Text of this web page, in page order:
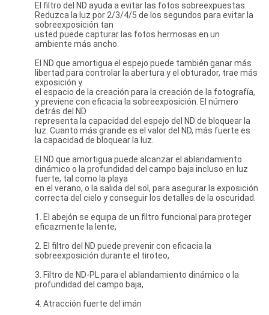
El filtro del ND ayuda a evitar las fotos sobreexpuestas.
Reduzca la luz por 2/3/4/5 de los segundos para evitar la
sobreexposición tan
usted puede capturar las fotos hermosas en un
ambiente más ancho.
El ND que amortigua el espejo puede también ganar más
libertad para controlar la abertura y el obturador, trae más
exposición y
el espacio de la creación para la creación de la fotografía,
y previene con eficacia la sobreexposición. El número
detrás del ND
representa la capacidad del espejo del ND de bloquear la
luz. Cuanto más grande es el valor del ND, más fuerte es
la capacidad de bloquear la luz.
El ND que amortigua puede alcanzar el ablandamiento
dinámico o la profundidad del campo baja incluso en luz
fuerte, tal como la playa
en el verano, o la salida del sol, para asegurar la exposición
correcta del cielo y conseguir los detalles de la oscuridad.
1. El abejón se equipa de un filtro funcional para proteger
eficazmente la lente,
2. El filtro del ND puede prevenir con eficacia la
sobreexposición durante el tiroteo,
3. Filtro de ND-PL para el ablandamiento dinámico o la
profundidad del campo baja,
4. Atracción fuerte del imán